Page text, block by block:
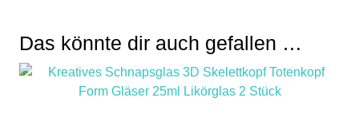
Das könnte dir auch gefallen …